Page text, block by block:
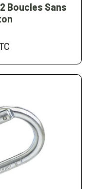
Boucles Sans